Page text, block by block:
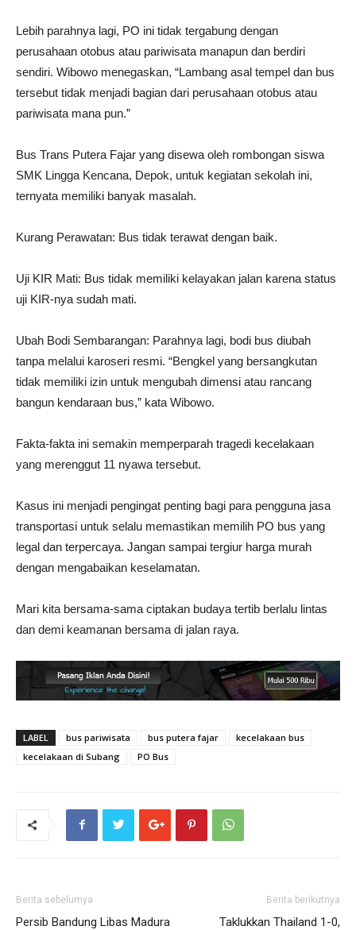
Lebih parahnya lagi, PO ini tidak tergabung dengan
perusahaan otobus atau pariwisata manapun dan berdiri
sendiri. Wibowo menegaskan, “Lambang asal tempel dan bus
tersebut tidak menjadi bagian dari perusahaan otobus atau
pariwisata mana pun.”
Bus Trans Putera Fajar yang disewa oleh rombongan siswa
SMK Lingga Kencana, Depok, untuk kegiatan sekolah ini,
ternyata memiliki banyak masalah.
Kurang Perawatan: Bus tidak terawat dengan baik.
Uji KIR Mati: Bus tidak memiliki kelayakan jalan karena status
uji KIR-nya sudah mati.
Ubah Bodi Sembarangan: Parahnya lagi, bodi bus diubah
tanpa melalui karoseri resmi. “Bengkel yang bersangkutan
tidak memiliki izin untuk mengubah dimensi atau rancang
bangun kendaraan bus,” kata Wibowo.
Fakta-fakta ini semakin memperparah tragedi kecelakaan
yang merenggut 11 nyawa tersebut.
Kasus ini menjadi pengingat penting bagi para pengguna jasa
transportasi untuk selalu memastikan memilih PO bus yang
legal dan terpercaya. Jangan sampai tergiur harga murah
dengan mengabaikan keselamatan.
Mari kita bersama-sama ciptakan budaya tertib berlalu lintas
dan demi keamanan bersama di jalan raya.
LABEL bus pariwisata bus putera fajar
kecelakaan bus
kecelakaan di Subang
PO Bus
Berita sebelumya
Persib Bandung Libas Madura
Berita berikutnya
Taklukkan Thailand 1-0,